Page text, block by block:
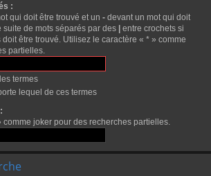
:
qui doit être trouvé et un - devant un mot qui doit
de mots séparés par des | entre crochets si
être trouvé. Utilisez le caractère « * » comme
partielles.
termes
lequel de ces termes
joker pour des recherches partielles.